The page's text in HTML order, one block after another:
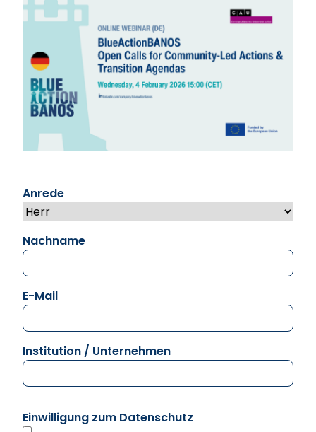
Anrede
Nachname
E-Mail
Institution / Unternehmen
Einwilligung zum Datenschutz